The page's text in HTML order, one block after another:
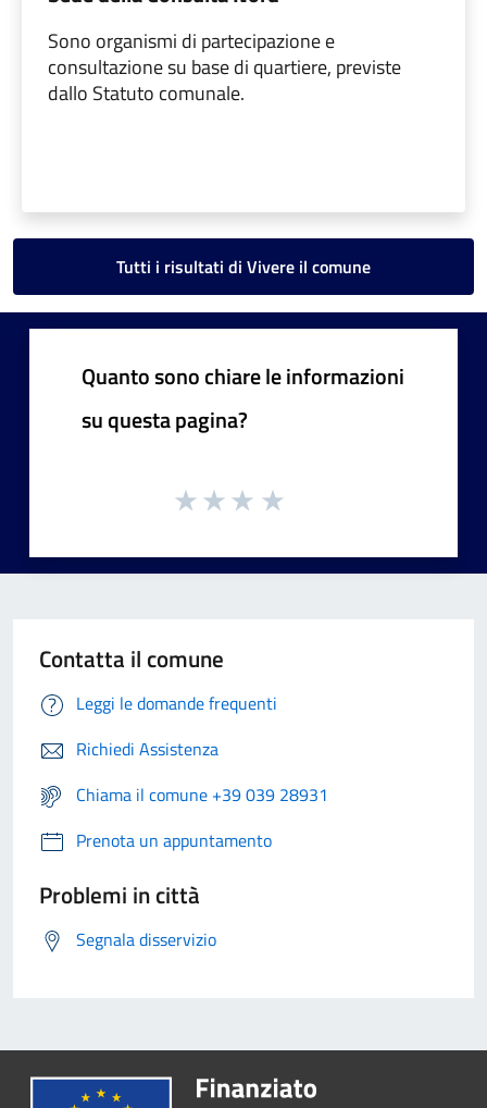
Sono organismi di partecipazione e
consultazione su base di quartiere, previste
dallo Statuto comunale.
Tutti i risultati di Vivere il comune
Quanto sono chiare le informazioni
su questa pagina?
Contatta il comune
Leggi le domande frequenti
Richiedi Assistenza
Chiama il comune +39 039 28931
Prenota un appuntamento
Problemi in città
Segnala disservizio